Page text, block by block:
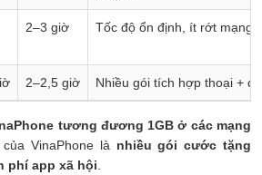
2–3 giờ Tốc độ ổn định, ít rớt mạng
2–2,5 giờ Nhiều gói tích hợp thoại +
tương đương 1GB ở các mạng
VinaPhone là nhiều gói cước tặng
phí app xã hội